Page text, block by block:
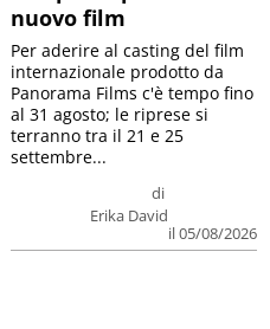
nuovo film
di
Erika David
il 05/08/2026
Per aderire al casting del film
internazionale prodotto da
Panorama Films c'è tempo fino
al 31 agosto; le riprese si
terranno tra il 21 e 25
settembre...